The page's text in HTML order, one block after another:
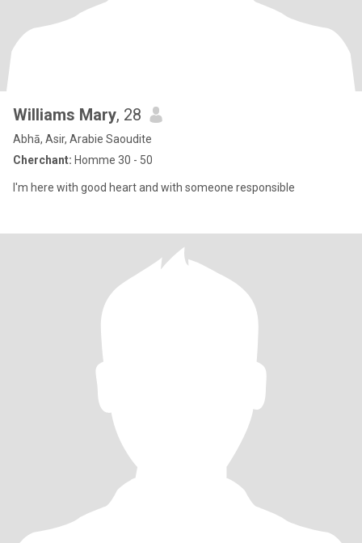
Williams Mary, 28
Abhā, Asir, Arabie Saoudite
Cherchant: Homme 30 - 50
I'm here with good heart and with someone responsible